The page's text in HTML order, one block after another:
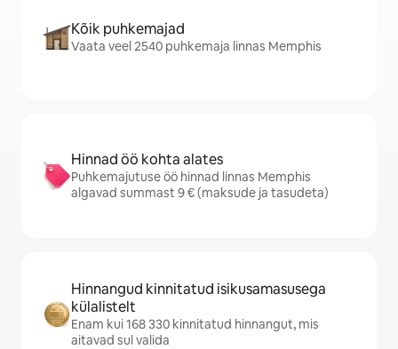
Kõik puhkemajad
Vaata veel 2540 puhkemaja linnas Memphis
Hinnad öö kohta alates
Puhkemajutuse öö hinnad linnas Memphis
algavad summast 9 € (maksude ja tasudeta)
Hinnangud kinnitatud isikusamasusega
külalistelt
Enam kui 168 330 kinnitatud hinnangut, mis
aitavad sul valida